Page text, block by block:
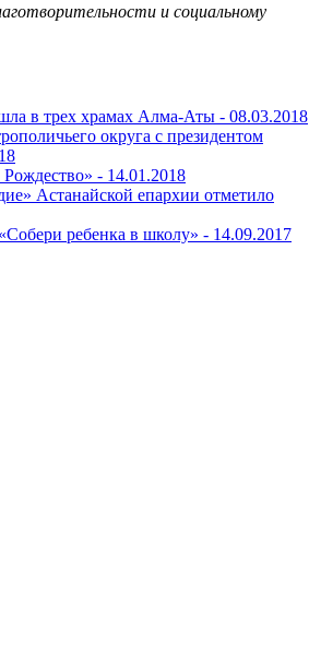
и социальному
в трех храмах Алма-Аты - 08.03.2018
округа с президентом
- 14.01.2018
Астанайской епархии отметило
ребенка в школу» - 14.09.2017